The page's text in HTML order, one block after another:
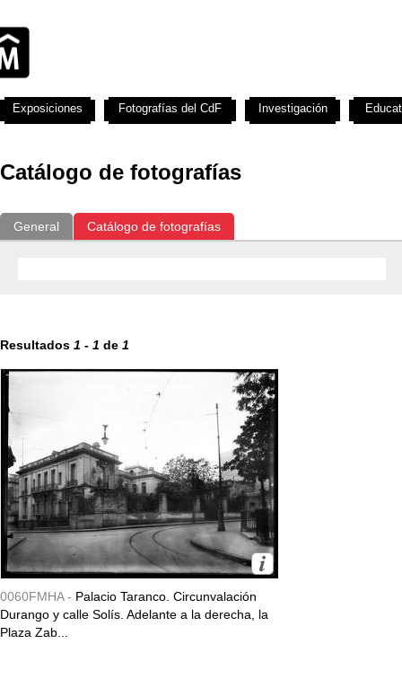
Catálogo de fotografías
General Catálogo de fotografías
Resultados 1 - 1 de 1
0060FMHA - Palacio Taranco. Circunvalación
Durango y calle Solís. Adelante a la derecha, la
Plaza Zab...
Exposiciones Fotografías del CdF Investigación